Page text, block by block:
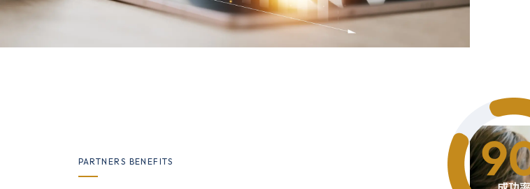
PARTNERS BENEFITS